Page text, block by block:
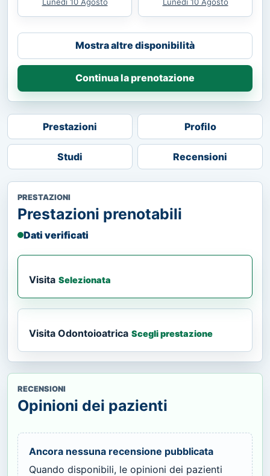
Mostra altre disponibilità
Continua la prenotazione
Prestazioni Profilo
Studi Recensioni
PRESTAZIONI
Prestazioni prenotabili
Dati verificati
Visita Selezionata
Visita Odontoioatrica Scegli prestazione
RECENSIONI
Opinioni dei pazienti
Ancora nessuna recensione pubblicata
Quando disponibili, le opinioni dei pazienti